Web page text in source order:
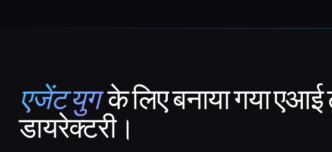
That AI Collection
एजेंट युग के लिए बनाया गया
डायरेक्टरी।